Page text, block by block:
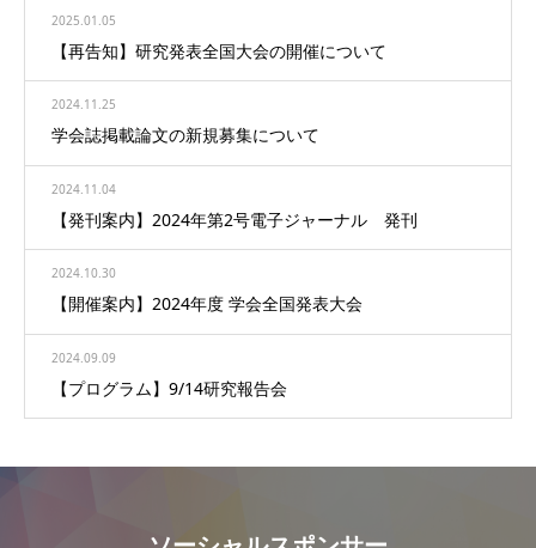
2025.01.05
【再告知】研究発表全国大会の開催について
2024.11.25
学会誌掲載論文の新規募集について
2024.11.04
【発刊案内】2024年第2号電子ジャーナル 発刊
2024.10.30
【開催案内】2024年度 学会全国発表大会
2024.09.09
【プログラム】9/14研究報告会